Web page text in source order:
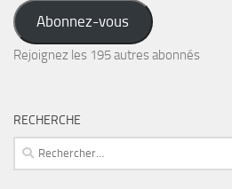
adresse
e-
mail
Abonnez-vous
Rejoignez les 195 autres abonnés
RECHERCHE
Rechercher :